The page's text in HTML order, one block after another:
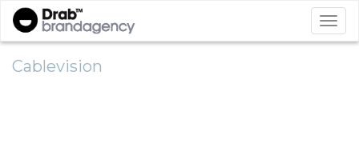
Cablevision